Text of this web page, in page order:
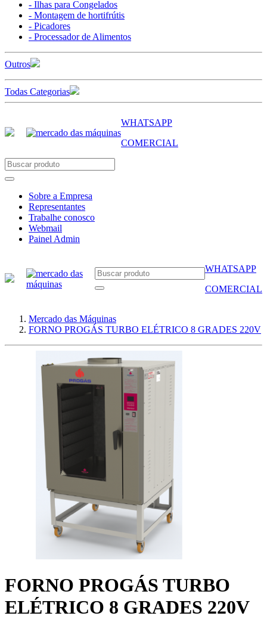
- Ilhas para Congelados
- Montagem de hortifrútis
- Picadores
- Processador de Alimentos
Outros
Todas Categorias
WHATSAPP
COMERCIAL
Sobre a Empresa
Representantes
Trabalhe conosco
Webmail
Painel Admin
WHATSAPP
COMERCIAL
Mercado das Máquinas
FORNO PROGÁS TURBO ELÉTRICO 8 GRADES 220V
FORNO PROGÁS TURBO
ELÉTRICO 8 GRADES 220V